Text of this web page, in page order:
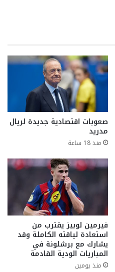
صعوبات اقتصادية جديدة لريال
مدريد
منذ 18 ساعة
فيرمين لوبيز يقترب من
استعادة لياقته الكاملة وقد
يشارك مع برشلونة في
المباريات الودية القادمة
منذ يومين